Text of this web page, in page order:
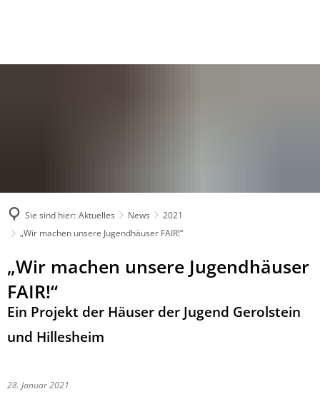
Sie sind hier: Aktuelles News
2021
„Wir machen unsere Jugendhäuser FAIR!“
„Wir machen unsere Jugendhäuser
FAIR!“
Ein Projekt der Häuser der Jugend Gerolstein
und Hillesheim
28. Januar 2021